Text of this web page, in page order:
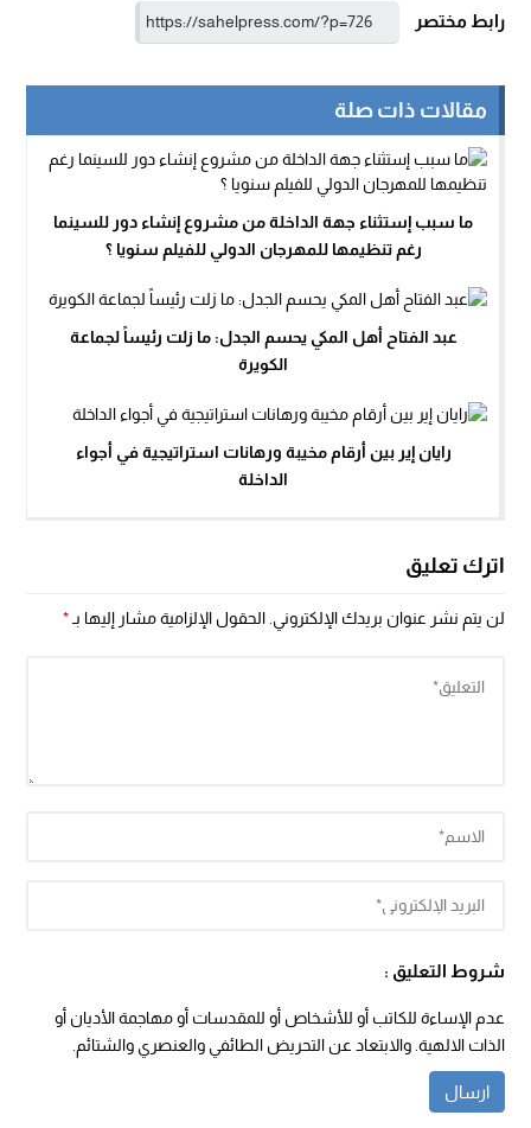
رابط مختصر
مقالات ذات صلة
ما سبب إستثناء جهة الداخلة من مشروع إنشاء دور للسينما
رغم تنظيمها للمهرجان الدولي للفيلم سنويا ؟
عبد الفتاح أهل المكي يحسم الجدل: ما زلت رئيساً لجماعة
الكويرة
رايان إير بين أرقام مخيبة ورهانات استراتيجية في أجواء
الداخلة
اترك تعليق
لن يتم نشر عنوان بريدك الإلكتروني. الحقول الإلزامية مشار إليها بـ*
شروط التعليق :
عدم الإساءة للكاتب أو للأشخاص أو للمقدسات أو مهاجمة الأديان أو
الذات الالهية. والابتعاد عن التحريض الطائفي والعنصري والشتائم.